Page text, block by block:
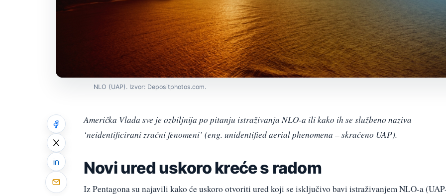
NLO (UAP). Izvor: Depositphotos.com.
Američka Vlada sve je ozbiljnija po pitanju istraživanja NLO-a ili kako ih se službeno naziva
‘neidentificirani zraćni fenomeni’ (eng. unidentified aerial phenomena – skraćeno UAP).
Novi ured uskoro kreće s radom
Iz Pentagona su najavili kako će uskoro otvoriti ured koji se isključivo bavi istraživanjem NLO-a